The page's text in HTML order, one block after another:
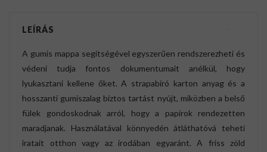
LEÍRÁS
A gumis mappa segítségével egyszerűen rendszerezheti és
védeni tudja fontos dokumentumait anélkül, hogy
lyukasztani kellene őket. A strapabíró karton anyag és a
hosszanti gumiszalag biztos tartást nyújt, miközben a belső
fülek gondoskodnak arról, hogy a papírok rendezetten
maradjanak. Használatával könnyedén átláthatóvá teheti
iratait otthon vagy az irodában egyaránt. A friss zöld